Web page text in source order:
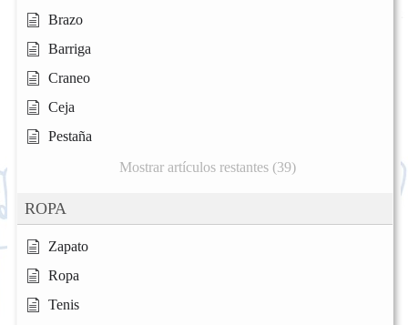
Brazo
Barriga
Craneo
Ceja
Pestaña
Mostrar artículos restantes (39)
ROPA
Zapato
Ropa
Tenis